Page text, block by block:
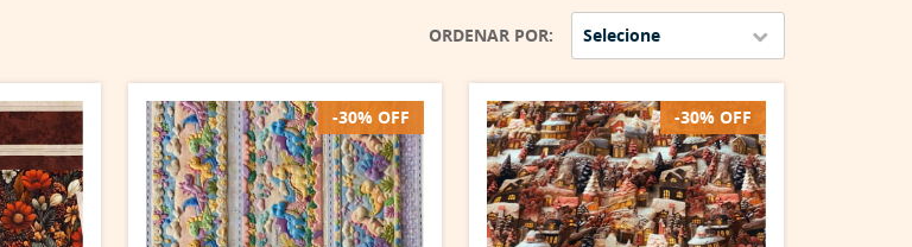
ORDENAR POR Selecione
-30% OFF -30% OFF